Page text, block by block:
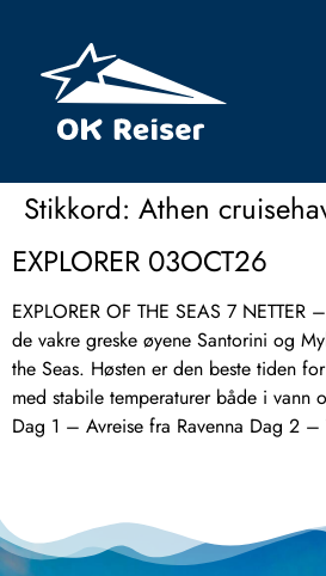
Stikkord: Athen
EXPLORER 03OCT26
EXPLORER OF THE SEAS 7
de vakre greske øyene Santorini og
the Seas. Høsten er den beste tiden
med stabile temperaturer både i vann
Dag 1 – Avreise fra Ravenna Dag 2